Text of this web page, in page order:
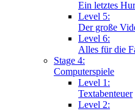
Ein letztes
Level 5:
Der große
Level 6:
Alles für die
Stage 4:
Computerspiele
Level 1:
Textabenteuer
Level 2: